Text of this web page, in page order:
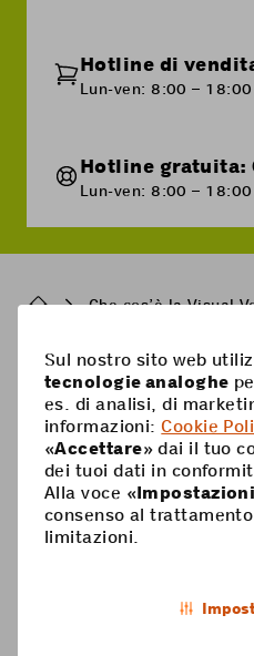
Hotline di
Lun-ven: 8:00 –
Hotline gratuita:
Lun-ven: 8:00 –
BreadcrumbChe cos’è la Visual
Pied
de
page
Mobile
Abbonamenti mobili
Scheda Prepaid
Opzioni
Aiuto
Supercard
Ricarica Prepaid
Coop Mobile
Sul nostro sito web
tecnologie analoghe
es. di analisi, di
informazioni:Cookie
«Accettare» dai il tuo
dei tuoi dati in
Alla voce «Impostazioni
consenso al
limitazioni.